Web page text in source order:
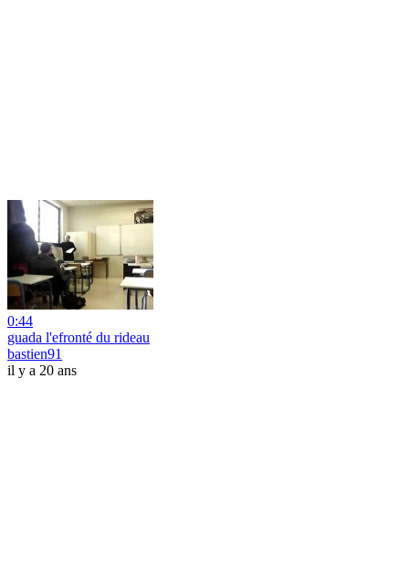
0:44
guada l'efronté du rideau
bastien91
il y a 20 ans